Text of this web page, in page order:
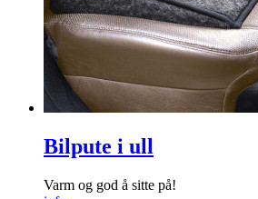
Bilpute i ull
Varm og god å sitte på!